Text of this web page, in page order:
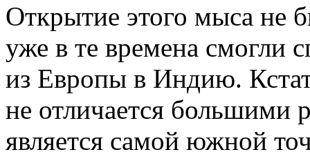
Открытие этого мыса не
уже в те времена смогли
из Европы в Индию.
не отличается большими
является самой южной